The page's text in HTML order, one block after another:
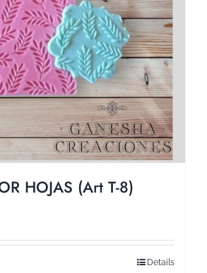
HOJAS (Art T-8)
Details